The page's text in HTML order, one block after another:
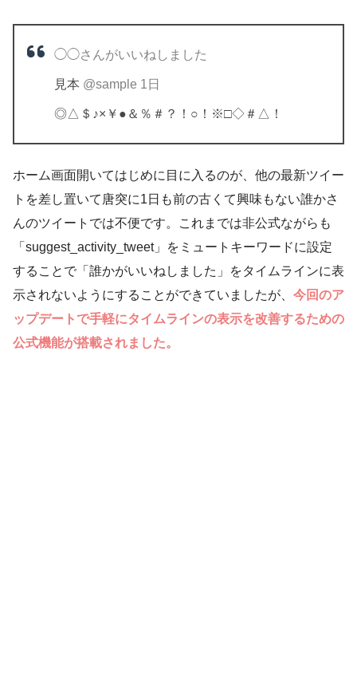
◯◯さんがいいねしました
見本 @sample 1日
◎△＄♪×￥●＆％＃？！○！※□◇＃△！
ホーム画面開いてはじめに目に入るのが、他の最新ツイー
トを差し置いて唐突に1日も前の古くて興味もない誰かさ
んのツイートでは不便です。これまでは非公式ながらも
「suggest_activity_tweet」をミュートキーワードに設定
することで「誰かがいいねしました」をタイムラインに表
示されないようにすることができていましたが、 今回のア
ップデートで手軽にタイムラインの表示を改善するための
公式機能が搭載されました。